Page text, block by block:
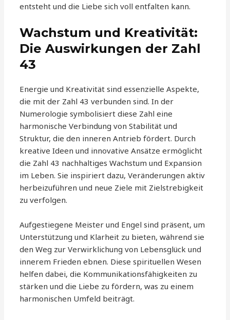
entsteht und die Liebe sich voll entfalten kann.
Wachstum und Kreativität:
Die Auswirkungen der Zahl
43
Energie und Kreativität sind essenzielle Aspekte,
die mit der Zahl 43 verbunden sind. In der
Numerologie symbolisiert diese Zahl eine
harmonische Verbindung von Stabilität und
Struktur, die den inneren Antrieb fördert. Durch
kreative Ideen und innovative Ansätze ermöglicht
die Zahl 43 nachhaltiges Wachstum und Expansion
im Leben. Sie inspiriert dazu, Veränderungen aktiv
herbeizuführen und neue Ziele mit Zielstrebigkeit
zu verfolgen.
Aufgestiegene Meister und Engel sind präsent, um
Unterstützung und Klarheit zu bieten, während sie
den Weg zur Verwirklichung von Lebensglück und
innerem Frieden ebnen. Diese spirituellen Wesen
helfen dabei, die Kommunikationsfähigkeiten zu
stärken und die Liebe zu fördern, was zu einem
harmonischen Umfeld beiträgt.